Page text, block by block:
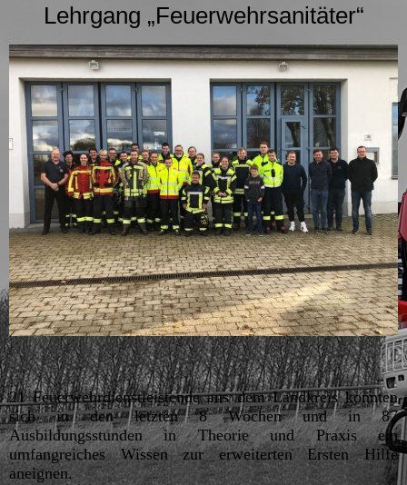
Lehrgang „Feuerwehrsanitäter“
21 Feuerwehrdienstleistende aus dem Landkreis konnten
sich in den letzten 8 Wochen und in 87
Ausbildungsstunden in Theorie und Praxis ein
umfangreiches Wissen zur erweiterten Ersten Hilfe
aneignen.